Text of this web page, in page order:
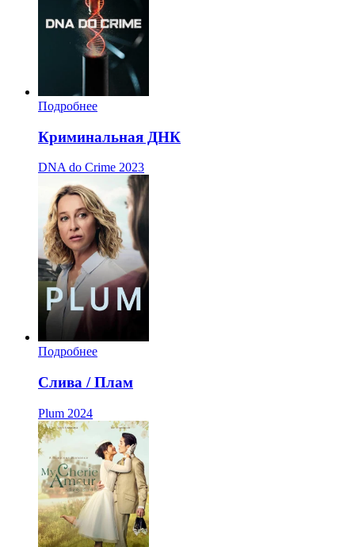
Подробнее
Криминальная ДНК
DNA do Crime 2023
Подробнее
Слива / Плам
Plum 2024